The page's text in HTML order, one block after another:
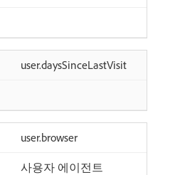
user.daysSinceLastVisit
user.browser
사용자 에이전트